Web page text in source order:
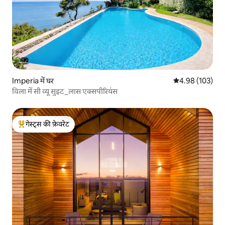
Imperia में घर औसत रेटिंग 5 में से
4.98 (103)
विला में सी व्यू सुइट_लास एक्सपीरियंस
गेस्ट्स का टॉप फ़ेवरेट
गेस्ट्स की फ़ेवरेट